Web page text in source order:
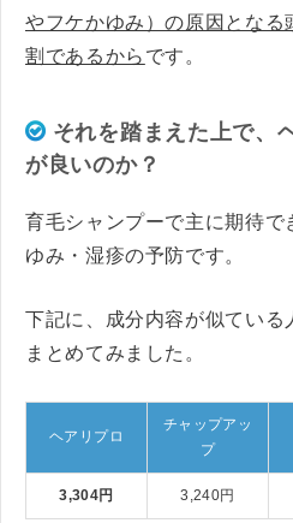
やフケかゆみ）の原因となる
割であるから です。
それを踏まえた上で、
が良いのか？
育毛シャンプーで主に期待
ゆみ・湿疹の予防です。
下記に、成分内容が似ている
まとめてみました。
ヘアリプロ
チャップアッ
プ
3,304円 3,240円